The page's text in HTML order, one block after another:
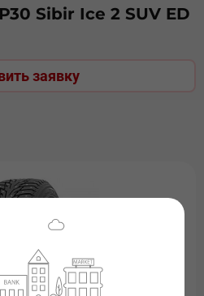
Sibir Ice 2 SUV ED
заявку